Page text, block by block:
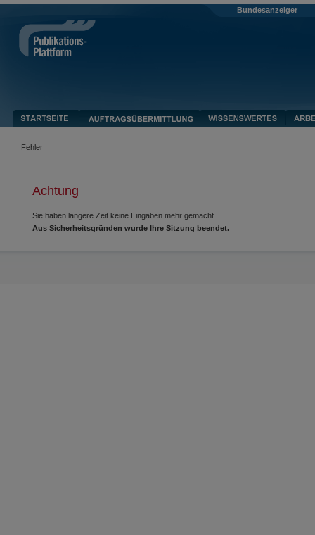
Bundesanzeiger
Fehler
Achtung
Sie haben längere Zeit keine Eingaben mehr gemacht.
Aus Sicherheitsgründen wurde Ihre Sitzung beendet.